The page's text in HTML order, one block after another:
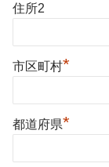
住所2
市区町村*
都道府県*